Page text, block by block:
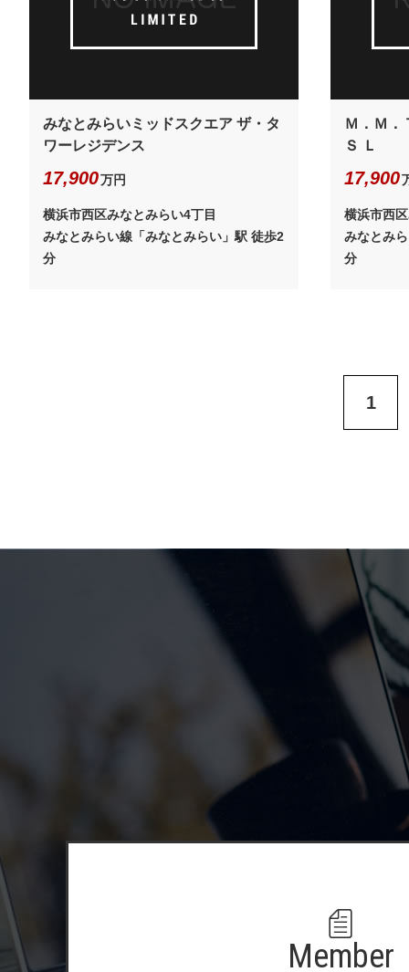
みなとみらいミッドスクエア ザ・タ
ワーレジデンス
17,900万円
横浜市西区みなとみらい4丁目
みなとみらい線「みなとみらい」駅 徒歩2
分
Ｍ．Ｍ．
Ｓ Ｌ
17,900
横浜市西
みなとみ
分
1
Member